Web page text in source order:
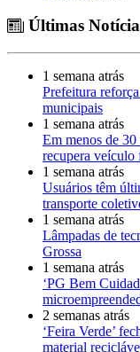
Últimas
1 semana atrás
Prefeitura
municipais
1 semana atrás
Em menos de
recupera
1 semana atrás
Usuários têm
transporte
1 semana atrás
Lâmpadas de
Grossa
1 semana atrás
‘PG Bem
2 semanas atrás
‘Feira Verde’
material